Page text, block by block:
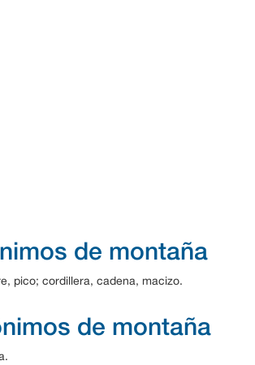
de montaña
pico; cordillera, cadena, macizo.
de montaña